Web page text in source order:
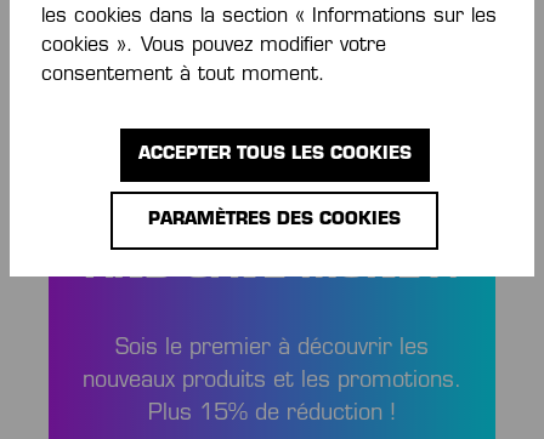
Évaluations
STAY INFORMED
AND SAVE MONEY!
Sois le premier à découvrir les
nouveaux produits et les promotions.
Plus 15% de réduction !
les cookies dans la section « Informations sur les
cookies ». Vous pouvez modifier votre
consentement à tout moment.
PARAMÈTRES DES COOKIES
ACCEPTER TOUS LES COOKIES